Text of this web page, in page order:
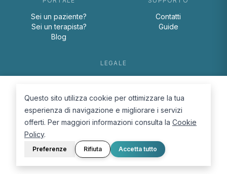
Sei un paziente?
Sei un terapista?
Blog
Contatti
Guide
LEGALE
Cookie Policy
© 2026 D.Lab S.r.l. — InBuoneMani
Questo sito utilizza cookie per ottimizzare la tua
esperienza di navigazione e migliorare i servizi
offerti. Per maggiori informazioni consulta la Cookie
Policy.
Preferenze Rifiuta Accetta tutto